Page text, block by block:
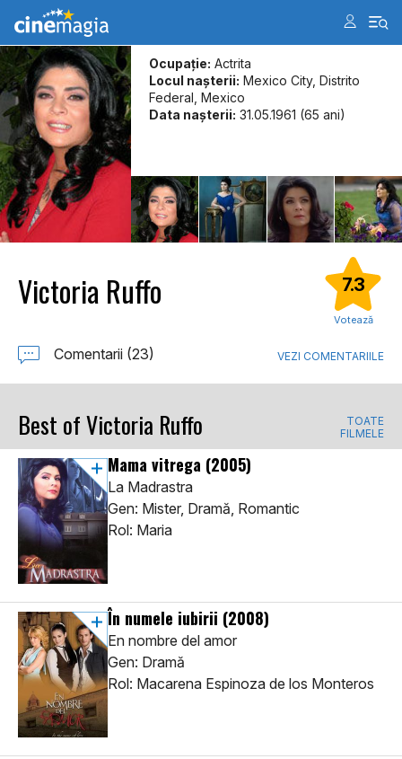
Ocupație: Actrita
Locul naşterii: Mexico City, Distrito
Federal, Mexico
Data naşterii: 31.05.1961 (65 ani)
Victoria Ruffo 7.3
Votează
Comentarii (23) VEZI COMENTARIILE
Best of Victoria Ruffo
TOATE
FILMELE
Mama vitrega (2005)
La Madrastra
Gen: Mister, Dramă, Romantic
Rol: Maria
În numele iubirii (2008)
En nombre del amor
Gen: Dramă
Rol: Macarena Espinoza de los Monteros